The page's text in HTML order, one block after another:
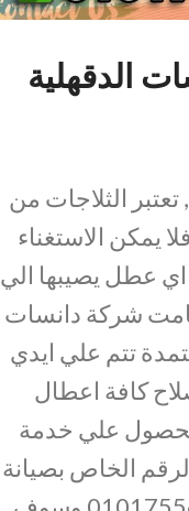
الدقهلية
الثلاجات من
يمكن الاستغناء
عطل يصيبها الي
قامت شركة دانسات
تتم علي ايدي
كافة اعطال
الحصول علي خدمة
الخاص بصيانة